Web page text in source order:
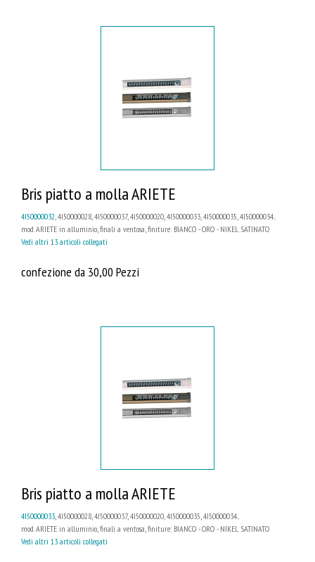
Bris piatto a molla ARIETE
4I50000032 , 4I50000028, 4I50000037, 4I50000020, 4I50000033, 4I50000035, 4I50000034...
mod. ARIETE in alluminio, finali a ventosa, finiture: BIANCO - ORO - NIKEL SATINATO
Vedi altri 13 articoli collegati
confezione da 30,00 Pezzi
Bris piatto a molla ARIETE
4I50000033, 4I50000028, 4I50000037, 4I50000020, 4I50000035, 4I50000034...
mod. ARIETE in alluminio, finali a ventosa, finiture: BIANCO - ORO - NIKEL SATINATO
Vedi altri 13 articoli collegati